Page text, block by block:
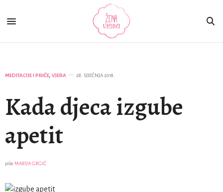
MEDITACIJE I PRIČE, VJERA 28. SIJEČNJA 2018.
Kada djeca izgube
apetit
piše MARIJA GRGIĆ